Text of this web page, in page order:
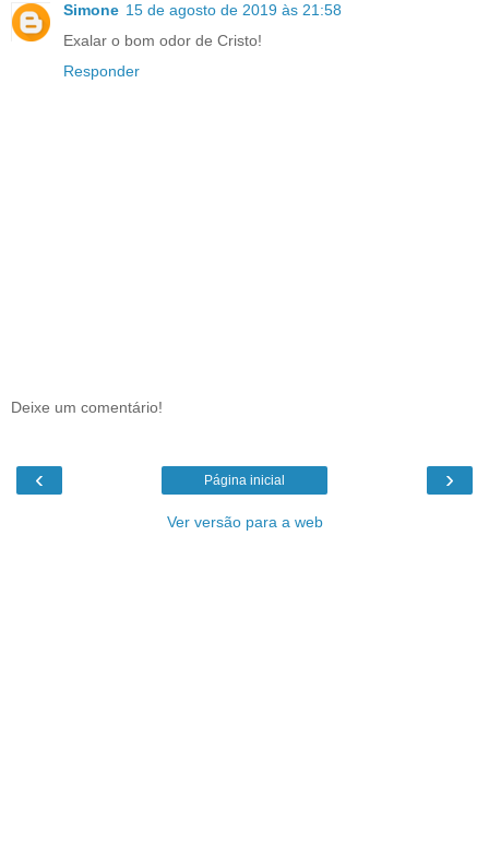
Simone 15 de agosto de 2019 às 21:58
Exalar o bom odor de Cristo!
Responder
Deixe um comentário!
‹ ›
Página inicial
Ver versão para a web